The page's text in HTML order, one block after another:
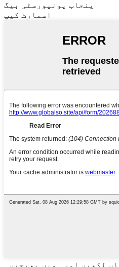
پنجاب یونیورسٹی بیگ
اسمارٹ کیپ
لکھیں اور ہمیں بھیجیں۔